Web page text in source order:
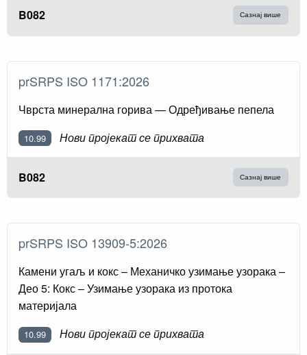
B082 Сазнај више
prSRPS ISO 1171:2026
Чврста минерална горива — Одређивање пепела
10.99 Нови пројекат се прихвата
B082 Сазнај више
prSRPS ISO 13909-5:2026
Камени угаљ и кокс – Механичко узимање узорака –
Део 5: Кокс – Узимање узорака из протока
материјала
10.99 Нови пројекат се прихвата